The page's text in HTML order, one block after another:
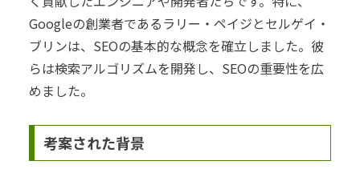
Googleの創業者であるラリー・ペイジとセルゲイ・
ブリンは、SEOの基本的な概念を確立しました。彼
らは検索アルゴリズムを開発し、SEOの重要性を広
めました。
考案された背景